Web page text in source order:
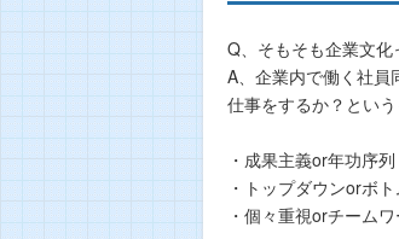
Q、そもそも企業文化
A、企業内で働く社員
仕事をするか？という
・成果主義or年功序列
・トップダウンorボ
・個々重視orチーム